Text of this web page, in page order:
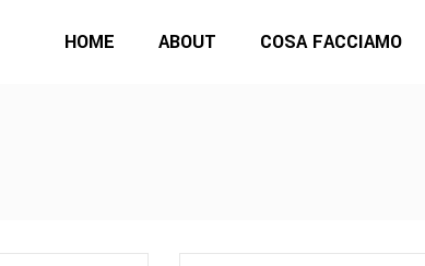
HOME ABOUT COSA FACCIAMO